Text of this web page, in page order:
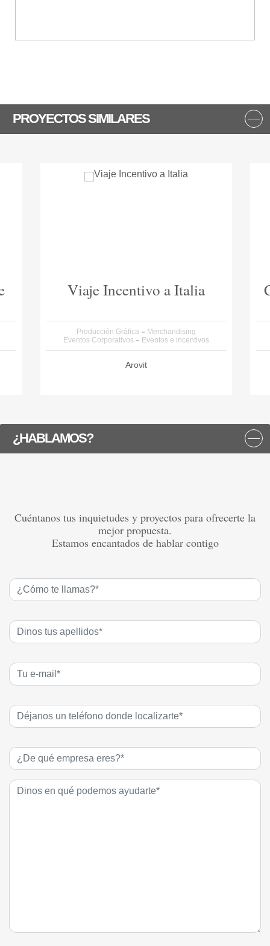
PROYECTOS SIMILARES
Viaje Incentivo a Italia
Producción Gráfica
Merchandising
Eventos Corporativos
Eventos e incentivos
Arovit
¿HABLAMOS?
Cuéntanos tus inquietudes y proyectos para ofrecerte la
mejor propuesta.
Estamos encantados de hablar contigo